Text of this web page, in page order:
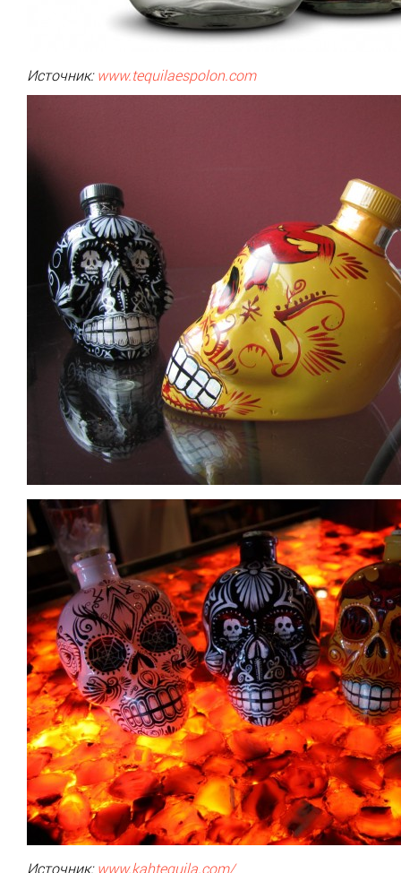
Источник:www.tequilaespolon.com
Источник:www.kahtequila.com/